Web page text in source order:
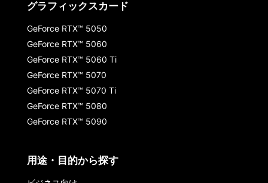
グラフィックスカード
GeForce RTX™ 5050
GeForce RTX™ 5060
GeForce RTX™ 5060 Ti
GeForce RTX™ 5070
GeForce RTX™ 5070 Ti
GeForce RTX™ 5080
GeForce RTX™ 5090
用途・目的から探す